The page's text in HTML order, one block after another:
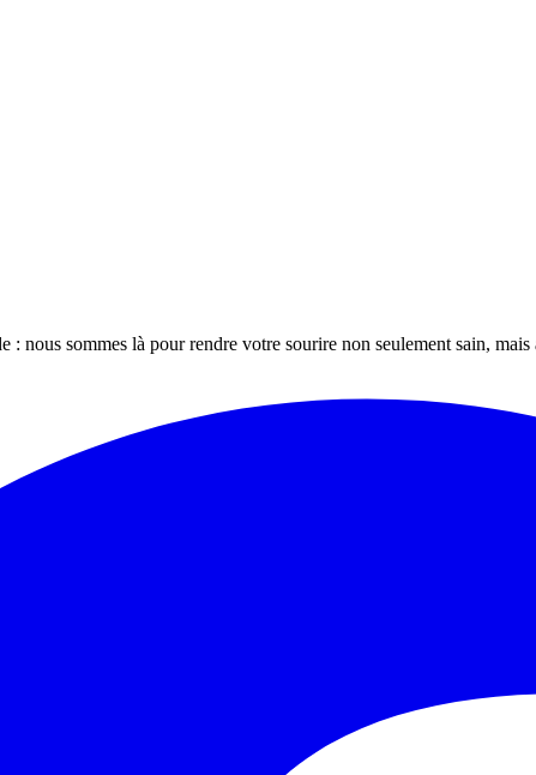
sommes là pour rendre votre sourire non seulement sain,